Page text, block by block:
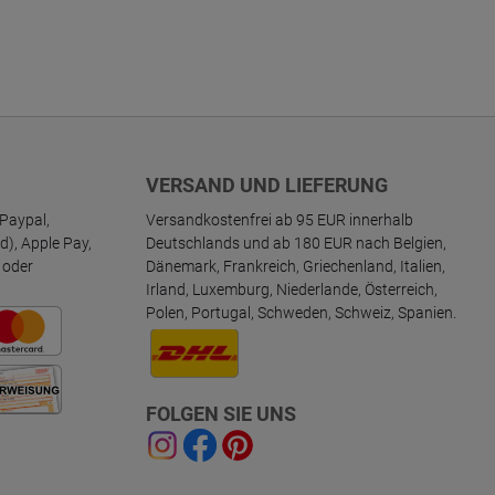
Apple Pay,
oder
VERSAND UND LIEFERUNG
Versandkostenfrei ab 95 EUR innerhalb
Deutschlands und ab 180 EUR nach Belgien,
Dänemark, Frankreich, Griechenland, Italien,
Irland, Luxemburg, Niederlande, Österreich,
Polen, Portugal, Schweden, Schweiz, Spanien.
FOLGEN SIE UNS